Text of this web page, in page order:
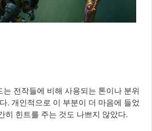
전작들에 비해 사용되는 톤이나 분위
. 개인적으로 이 부분이 더 마음에 들었
히 힌트를 주는 것도 나쁘지 않았다.